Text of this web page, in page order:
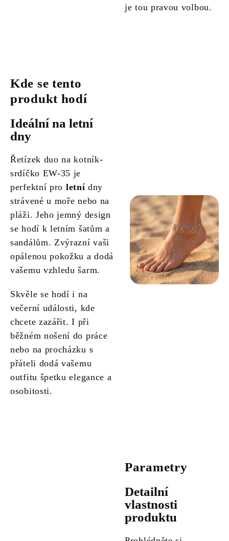
je tou pravou volbou.
Kde se tento
produkt hodí
Ideální na letní
dny
Řetízek duo na kotník-
srdíčko EW-35 je
perfektní pro letnídny
strávené u moře nebo na
pláži. Jeho jemný design
se hodí k letním šatům a
sandálům. Zvýrazní vaši
opálenou pokožku a dodá
vašemu vzhledu šarm.
Skvěle se hodí i na
večerní události, kde
chcete zazářit. I při
běžném nošení do práce
nebo na procházku s
přáteli dodá vašemu
outfitu špetku elegance a
osobitosti.
Parametry
Detailní
vlastnosti
produktu